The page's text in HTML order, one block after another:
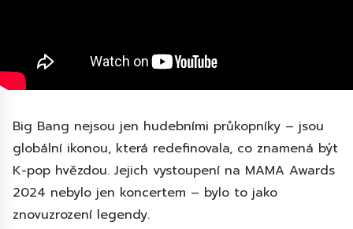
Big Bang nejsou jen hudebními průkopníky – jsou
globální ikonou, která redefinovala, co znamená být
K-pop hvězdou. Jejich vystoupení na MAMA Awards
2024 nebylo jen koncertem – bylo to jako
znovuzrození legendy.